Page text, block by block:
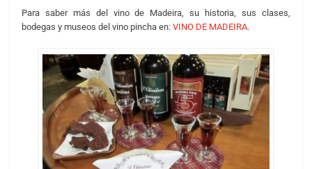
Para saber más del vino de Madeira, su historia, sus clases,
bodegas y museos del vino pincha en: VINO DE MADEIRA.